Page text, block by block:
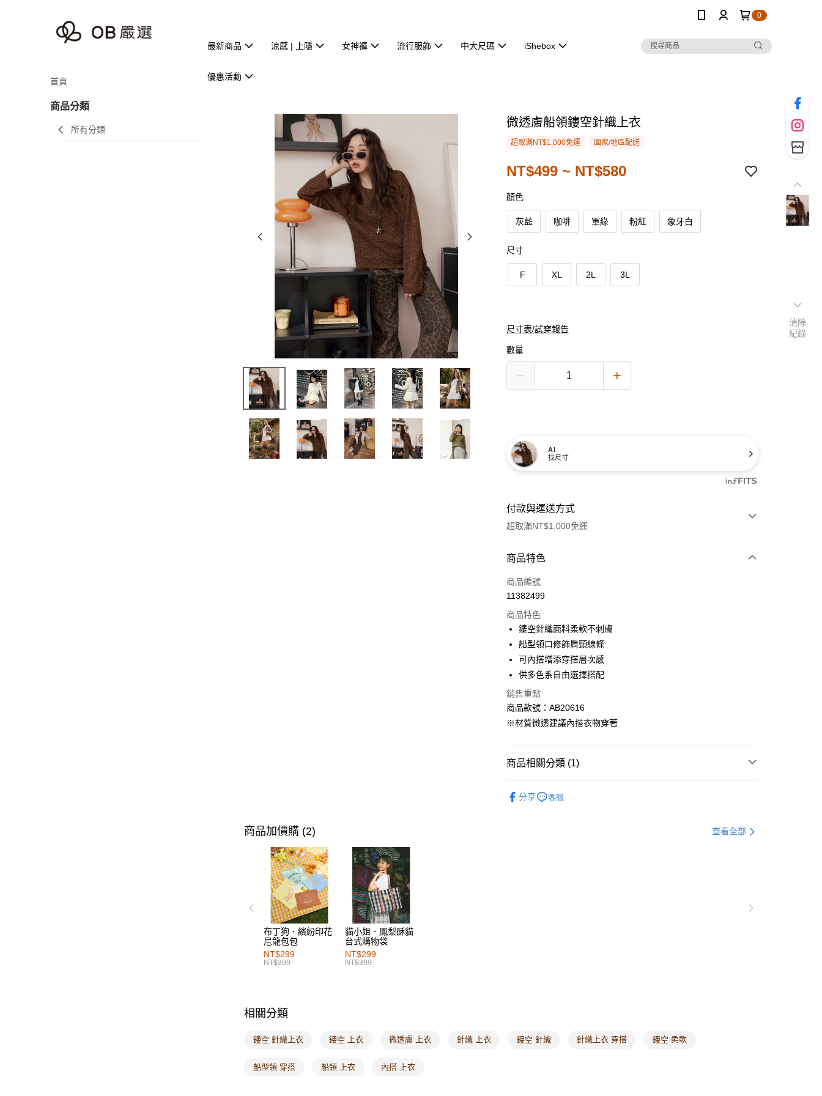
0
最新商品 涼感 | 上隱 女神褲 流行服飾 中大尺碼 iShebox
優惠活動
首頁
商品分類
所有分類
微透膚船領鏤空針織上衣
超取滿NT$1,000免運 國家/地區配送
NT$499 ~ NT$580
顏色
灰藍 咖啡 軍綠 粉紅 象牙白
尺寸
F XL 2L 3L
尺寸表/試穿報告
數量
AI
找尺寸
付款與運送方式
超取滿NT$1,000免運
付款方式
信用卡一次付款
超商取貨付款
LINE Pay
街口支付
運送方式
海外配送-港/澳/新/馬/泰國專屬
商品特色
商品編號
11382499
商品特色
鏤空針織面料柔軟不刺膚
船型領口修飾肩頸線條
可內搭增添穿搭層次感
供多色系自由選擇搭配
銷售重點
商品款號：AB20616
※材質微透建議內搭衣物穿著
商品相關分類 (1)
分享
客服
商品加價購 (2) 查看全部
布丁狗．繽紛印花
尼龍包包
NT$299
NT$399
貓小姐．鳳梨酥貓
台式購物袋
NT$299
NT$399
相關分類
鏤空 針織上衣 鏤空 上衣 微透膚 上衣 針織 上衣 鏤空 針織 針織上衣 穿搭 鏤空 柔軟
船型領 穿搭 船領 上衣 內搭 上衣
清除
紀錄